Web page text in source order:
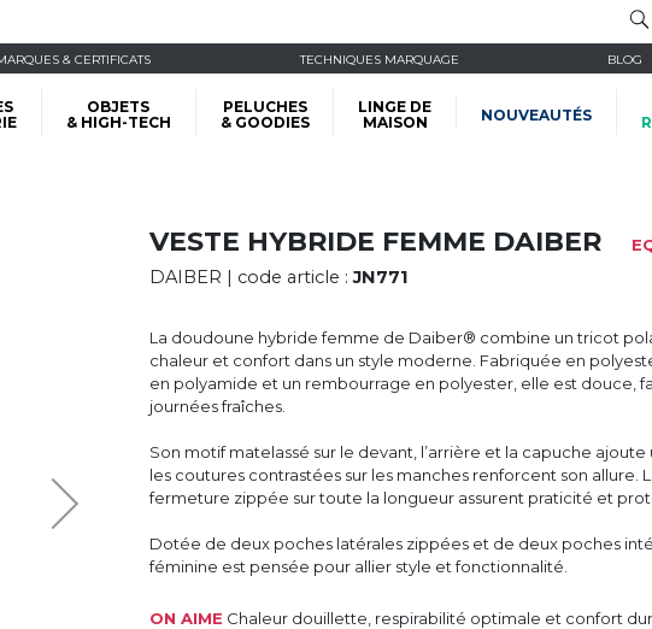
& CERTIFICATS TECHNIQUES MARQUAGE BLOG
OBJETS
& HIGH-TECH
PELUCHES
& GOODIES
LINGE DE
MAISON
NOUVEAUTÉS
VESTE HYBRIDE FEMME DAIBER
DAIBER | code article :JN771
La doudoune hybride femme de Daiber® combine un tricot
chaleur et confort dans un style moderne. Fabriquée en
en polyamide et un rembourrage en polyester, elle est douce,
journées fraîches.
Son motif matelassé sur le devant, l’arrière et la capuche
les coutures contrastées sur les manches renforcent son allure.
fermeture zippée sur toute la longueur assurent praticité et
Dotée de deux poches latérales zippées et de deux poches
féminine est pensée pour allier style et fonctionnalité.
ON AIME Chaleur douillette, respirabilité optimale et confort